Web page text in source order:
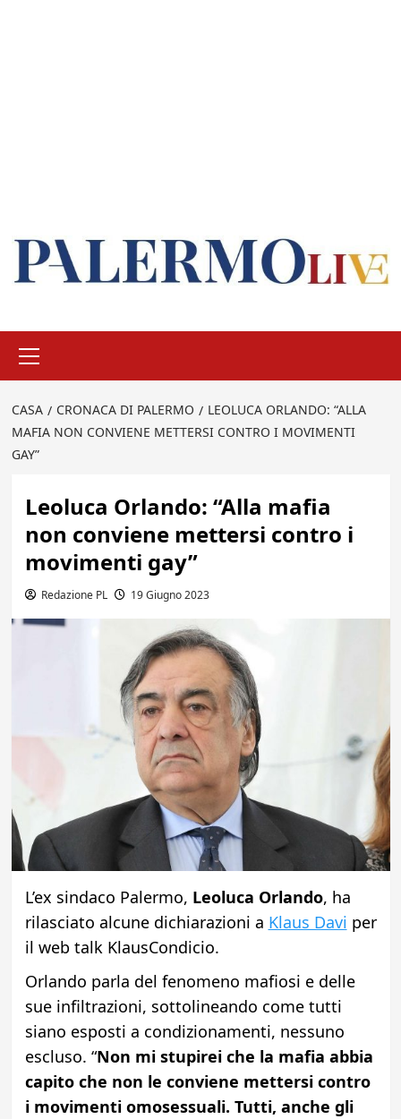
principale
CASA CRONACA DI PALERMO
LEOLUCA ORLANDO: “ALLA
MAFIA NON CONVIENE METTERSI CONTRO I MOVIMENTI
GAY”
Leoluca Orlando: “Alla mafia
non conviene mettersi contro i
movimenti gay”
Redazione PL 19 Giugno 2023
L’ex sindaco Palermo, Leoluca Orlando, ha
rilasciato alcune dichiarazioni a Klaus Davi per
il web talk KlausCondicio.
Orlando parla del fenomeno mafiosi e delle
sue infiltrazioni, sottolineando come tutti
siano esposti a condizionamenti, nessuno
escluso. “Non mi stupirei che la mafia abbia
capito che non le conviene mettersi contro
i movimenti omosessuali. Tutti, anche gli